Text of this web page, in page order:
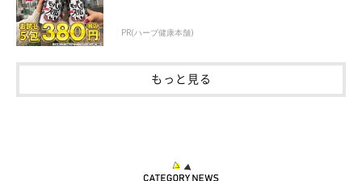
PR(ハーブ健康本舗)
もっと見る